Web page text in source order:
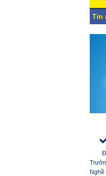
Đến